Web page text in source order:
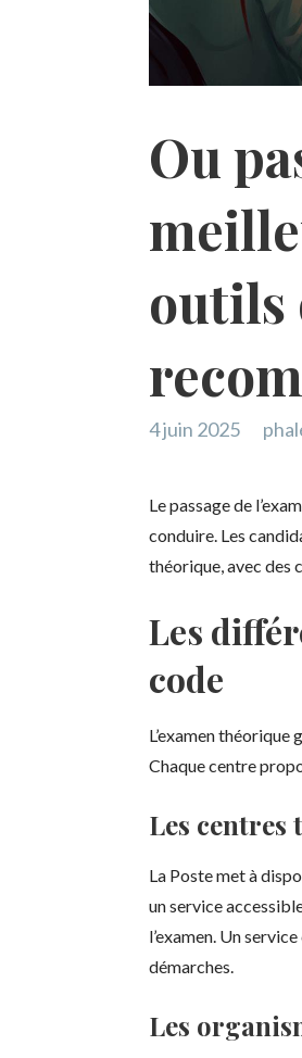
Ou
outils
4 juin 2025
Le passage de
conduire. Les
théorique, avec des
Les
code
L’examen théorique
Chaque centre
Les centres
La Poste met à
un service
l’examen. Un
démarches.
Les